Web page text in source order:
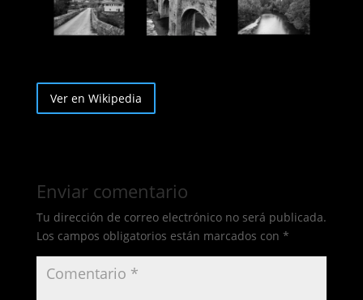
Ver en Wikipedia
Enviar comentario
Tu dirección de correo electrónico no será publicada.
Los campos obligatorios están marcados con *